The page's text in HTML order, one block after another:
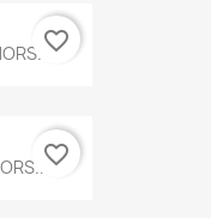
favorite_border
favorite_border